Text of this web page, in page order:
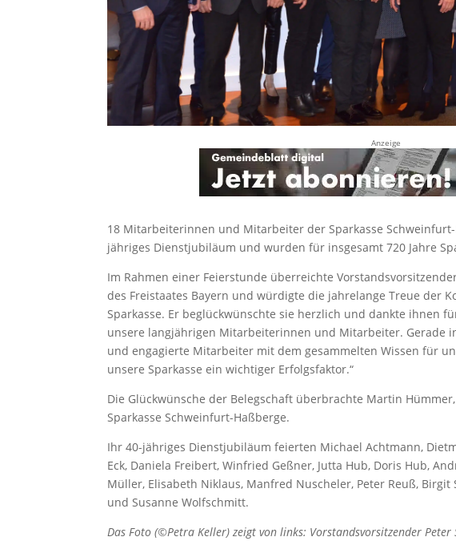
Anzeige
18 Mitarbeiterinnen und Mitarbeiter der Sparkasse
jähriges Dienstjubiläum und wurden für insgesamt 720 Jahre
Im Rahmen einer Feierstunde überreichte
des Freistaates Bayern und würdigte die jahrelange Treue der
Sparkasse. Er beglückwünschte sie herzlich und dankte ihnen
unsere langjährigen Mitarbeiterinnen und Mitarbeiter. Gerade
und engagierte Mitarbeiter mit dem gesammelten Wissen für
unsere Sparkasse ein wichtiger Erfolgsfaktor.“
Die Glückwünsche der Belegschaft überbrachte Martin
Sparkasse Schweinfurt-Haßberge.
Ihr 40-jähriges Dienstjubiläum feierten Michael Achtmann,
Eck, Daniela Freibert, Winfried Geßner, Jutta Hub, Doris Hub,
Müller, Elisabeth Niklaus, Manfred Nuscheler, Peter Reuß, Birgit
und Susanne Wolfschmitt.
Das Foto (©Petra Keller) zeigt von links: Vorstandsvorsitzender